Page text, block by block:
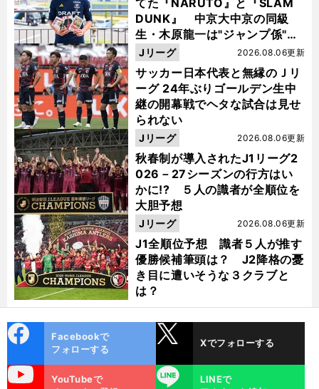
大
？ 」
てた『NARUTO』と『SLAM
DUNK』 中京大中京の同級
生・木原龍一は"ジャンプ係"だ
った
サッカー日本代表と無縁のＪリ
ーグ 24年ぶりゴールデン生中
継の開幕戦でヘタな試合は見せ
られない
2026.08.06更新
Jリーグ
秋春制が導入されたJ1リーグ2
026－27シーズンの行方はい
かに!? ５人の識者が全順位を
大胆予想
2026.08.06更新
Jリーグ
J1全順位予想 識者５人が推す
優勝候補筆頭は？ J2降格の憂
き目に遭いそうな３クラブと
は？
2026.08.06更新
Jリーグ
ok
Facebookで
フォローする
Xでフォローする
YouTubeで
LINE
LINEで